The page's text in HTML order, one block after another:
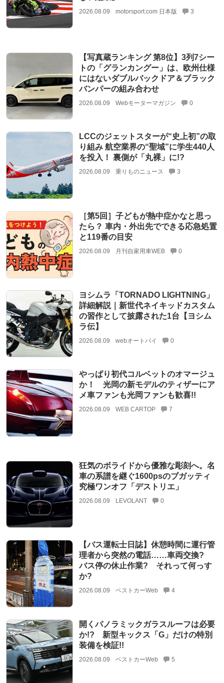
2026.08.09 motorsport.com 日本版 3
【写真蔵ランキング 第8位】3列7シー
トの「グランカングー」は、欧州仕様
にはないダブルバックドア＆ブラック
バンパーの組み合わせ
2026.08.09 Webモーターマガジン 0
LCCのジェットスターが“史上初”の取
り組み 航空業界の“聖域”に学生440人
を投入！ 裏側が「丸裸」に!?
2026.08.09 乗りものニュース 3
［第5回］子どもが熱中症かなと思っ
たら？ 車内・外出先でできる応急処置
と119番の目安
2026.08.09 月刊自家用車WEB 0
ヨシムラ「TORNADO LIGHTNING」
詳細解説｜新世代ネイキッドカスタム
の習作として披露された1台【ヨシム
ラ伝】
2026.08.09 webオートバイ 0
やっぱり初代コルベットのオマージュ
か！ 光岡の新モデルのティザーにア
メ車ファンも光岡ファンも歓喜!!
2026.08.09 WEB CARTOP 7
狂気のボライドから優雅な彫刻へ。名
車の系譜を継ぐ1600psのブガッティ
究極ワンオフ「デストリエ」
2026.08.09 LEVOLANT 0
【バス運転士日誌】休憩時間に運行管
理者から突然の電話……車両交換?
バス停の休止作業? それって何っす
か?
2026.08.09 ベストカーWeb 4
開くパノラミックガラスルーフは必要
か!? 新型キックス「G」だけの特別
装備を検証!!
2026.08.09 ベストカーWeb 5